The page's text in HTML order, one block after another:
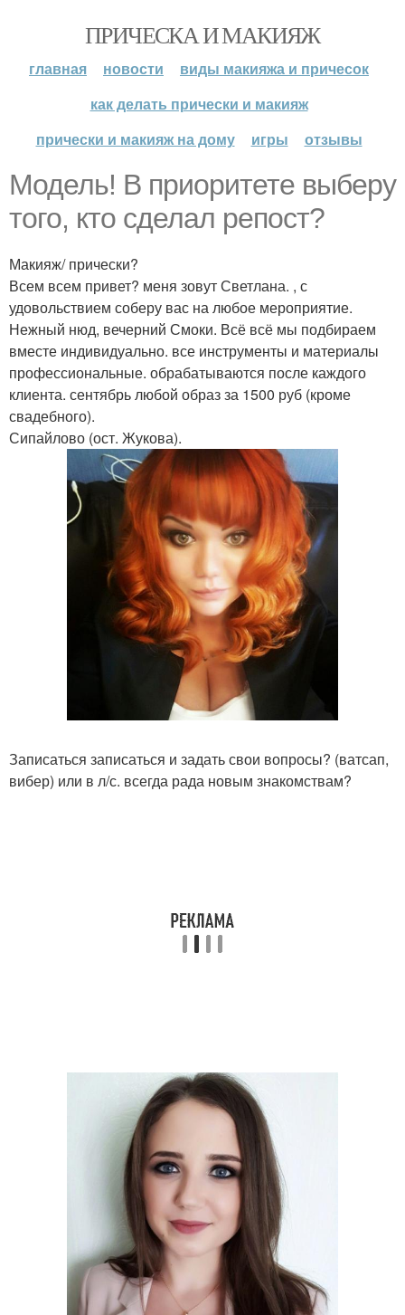
ПРИЧЕСКА И МАКИЯЖ
главная новости
виды макияжа и причесок
как делать прически и макияж
прически и макияж на дому
игры отзывы
Модель! В приоритете выберу
того, кто сделал репост?
Макияж/ прически?
Всем всем привет? меня зовут Светлана. , с
удовольствием соберу вас на любое мероприятие.
Нежный нюд, вечерний Смоки. Всё всё мы подбираем
вместе индивидуально. все инструменты и материалы
профессиональные. обрабатываются после каждого
клиента. сентябрь любой образ за 1500 руб (кроме
свадебного).
Сипайлово (ост. Жукова).
Записаться записаться и задать свои вопросы? (ватсап,
вибер) или в л/с. всегда рада новым знакомствам?